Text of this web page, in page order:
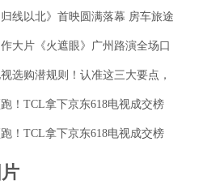
归线以北》首映圆满落幕 房车旅途
百态
大片《火遮眼》广州路演全场口
选购潜规则！认准这三大要点，
坑
！TCL拿下京东618电视成交榜
T7M Pro登顶抖音单品榜
！TCL拿下京东618电视成交榜